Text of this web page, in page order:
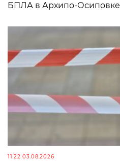
БПЛА в Архипо-Осиповке
11:22 03.08.2026